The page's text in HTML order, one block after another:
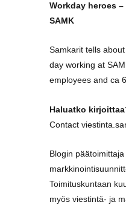
Workday heroes
SAMK
Samkarit tells
day working at
employees and ca
Haluatko
Contact
Blogin
Toimituskuntaan
myös viestintä- ja